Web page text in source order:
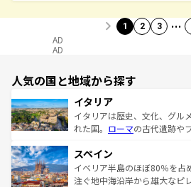
1 2 3 …
AD
AD
人気の国と地域から探す
イタリア
イタリアは歴史、文化、グル
れた国。 ローマの古代遺跡や
ろん、トスカーナの美しい田
景など、自然景観も見逃せな
ピザやパスタなど、絶品のイ
スペイン
イベリア半島のほぼ80％を占
注ぐ地中海沿岸から雄大なピ